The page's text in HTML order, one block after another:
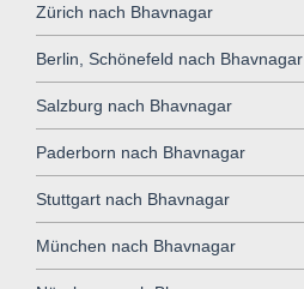
Zürich nach Bhavnagar
Berlin, Schönefeld nach Bhavnagar
Salzburg nach Bhavnagar
Paderborn nach Bhavnagar
Stuttgart nach Bhavnagar
München nach Bhavnagar